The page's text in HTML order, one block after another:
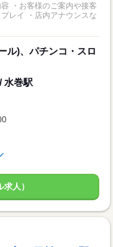
・お客様のご案内や接客
レイ ・店内アナウンスな
ル)、パチンコ・スロ
水巻駅
人）